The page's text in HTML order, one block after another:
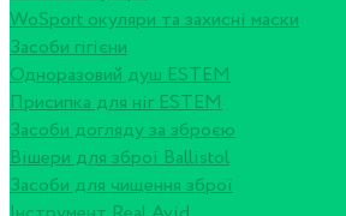
WoSport окуляри та захисні маски
Засоби гігієни
Одноразовий душ ESTEM
Присипка для ніг ESTEM
Засоби догляду за зброєю
Вішери для зброї Ballistol
Засоби для чищення зброї